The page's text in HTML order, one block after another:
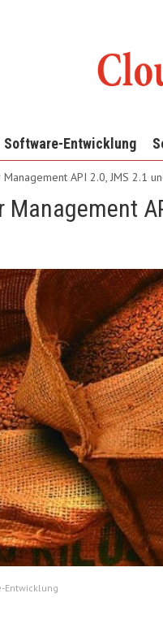
Software-Entwicklung
Management API 2.0, JMS 2.1
Entwicklung